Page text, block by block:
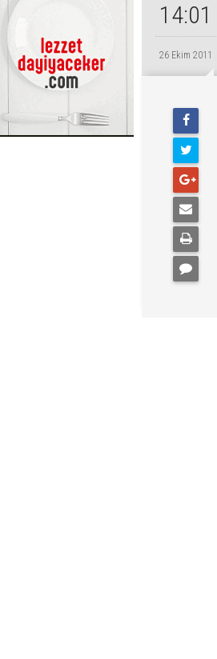
14:01
26 Ekim 2011